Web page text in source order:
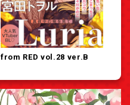
from RED vol.28 ver.B